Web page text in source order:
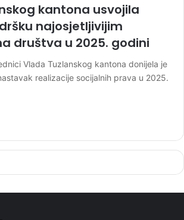
kantona usvojila
najosjetljivijim
društva u 2025. godini
Vlada Tuzlanskog kantona donijela je
realizacije socijalnih prava u 2025.